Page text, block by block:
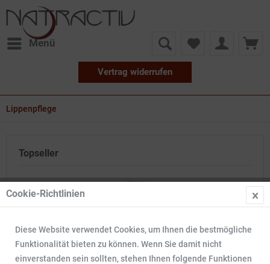
Menü
Vertrag widerrufen
Lippenpflege
Topseller
10
Cookie-Richtlinien
Diese Website verwendet Cookies, um Ihnen die bestmögliche
Funktionalität bieten zu können. Wenn Sie damit nicht
einverstanden sein sollten, stehen Ihnen folgende Funktionen